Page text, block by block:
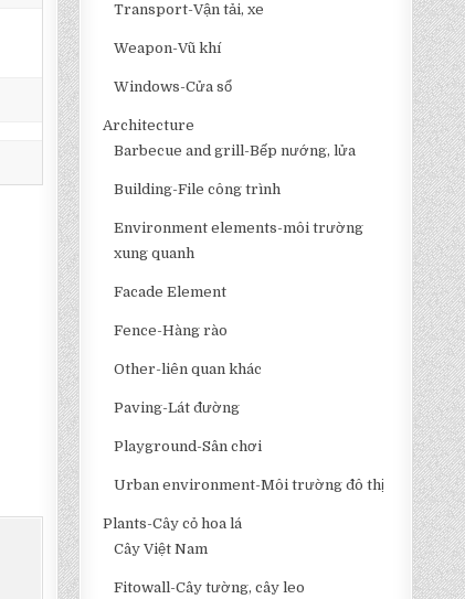
Transport-Vận tải, xe
Weapon-Vũ khí
Windows-Cửa sổ
Architecture
Barbecue and grill-Bếp nướng, lửa
Building-File công trình
Environment elements-môi trường
xung quanh
Facade Element
Fence-Hàng rào
Other-liên quan khác
Paving-Lát đường
Playground-Sân chơi
Urban environment-Môi trường đô thị
Plants-Cây cỏ hoa lá
Cây Việt Nam
Fitowall-Cây tường, cây leo